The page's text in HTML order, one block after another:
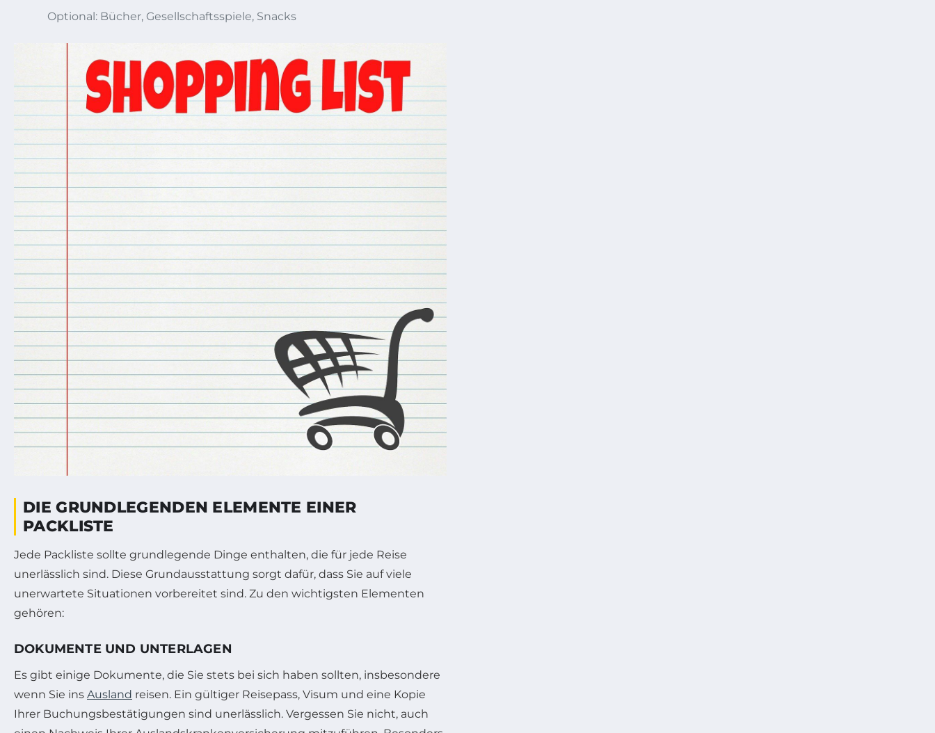
Optional: Bücher, Gesellschaftsspiele, Snacks
DIE GRUNDLEGENDEN ELEMENTE EINER
PACKLISTE
Jede Packliste sollte grundlegende Dinge enthalten, die für jede Reise
unerlässlich sind. Diese Grundausstattung sorgt dafür, dass Sie auf viele
unerwartete Situationen vorbereitet sind. Zu den wichtigsten Elementen
gehören:
DOKUMENTE UND UNTERLAGEN
Es gibt einige Dokumente, die Sie stets bei sich haben sollten, insbesondere
wenn Sie ins Ausland reisen. Ein gültiger Reisepass, Visum und eine Kopie
Ihrer Buchungsbestätigungen sind unerlässlich. Vergessen Sie nicht, auch